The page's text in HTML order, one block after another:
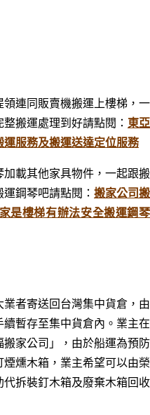
領連同販賣機搬運上樓梯，一
搬運處理到好請點閱： 東亞
服務及搬運送達定位服務
加載其他家具物件，一起跟搬
運鋼琴吧請點閱： 搬家公司搬
是樓梯有辦法安全搬運鋼琴
者寄送回台灣集中貨倉，由
續暫存至集中貨倉內。業主在
家公司」，由於船運為預防
煙燻木箱，業主希望可以由榮
拆裝釘木箱及廢棄木箱回收